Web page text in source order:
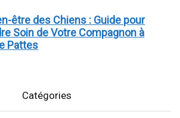
être des Chiens : Guide pour
Soin de Votre Compagnon à
Pattes
Catégories